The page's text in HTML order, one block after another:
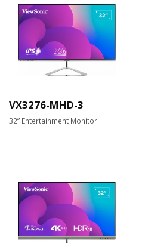
VX3276-MHD-3
32” Entertainment Monitor